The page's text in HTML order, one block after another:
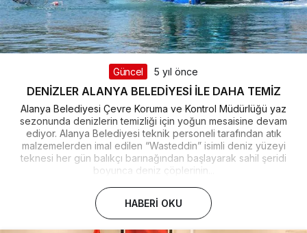
Güncel 5 yıl önce
DENİZLER ALANYA BELEDİYESİ İLE DAHA TEMİZ
Alanya Belediyesi Çevre Koruma ve Kontrol Müdürlüğü yaz
sezonunda denizlerin temizliği için yoğun mesaisine devam
ediyor. Alanya Belediyesi teknik personeli tarafından atık
malzemelerden imal edilen “Wasteddin” isimli deniz yüzeyi
teknesi her gün balıkçı barınağından başlayarak sahil şeridi
boyunca deniz çöplerinin...
HABERI OKU